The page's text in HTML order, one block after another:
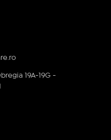
19A-19G -